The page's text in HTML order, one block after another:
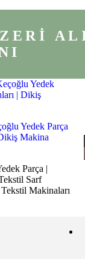
Yedek Parça
Makina
Parça |
Sarf
Makinaları